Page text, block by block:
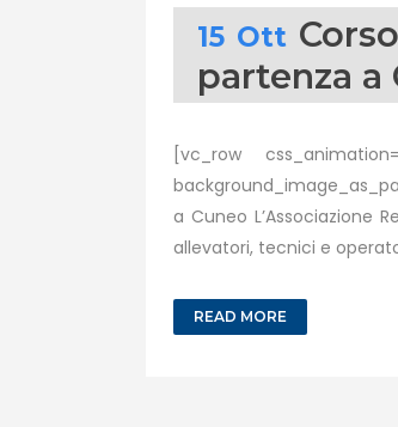
15 Ott
partenza a
[vc_row
a Cuneo L’Associazione
allevatori, tecnici e
READ MORE